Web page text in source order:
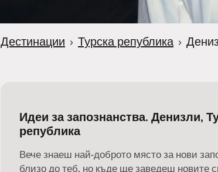
Дестинации › Турска република ›
Идеи за запознанства. Денизли,
република
Вече знаеш най-доброто място за нови
близо до теб, но къде ще заведеш новите